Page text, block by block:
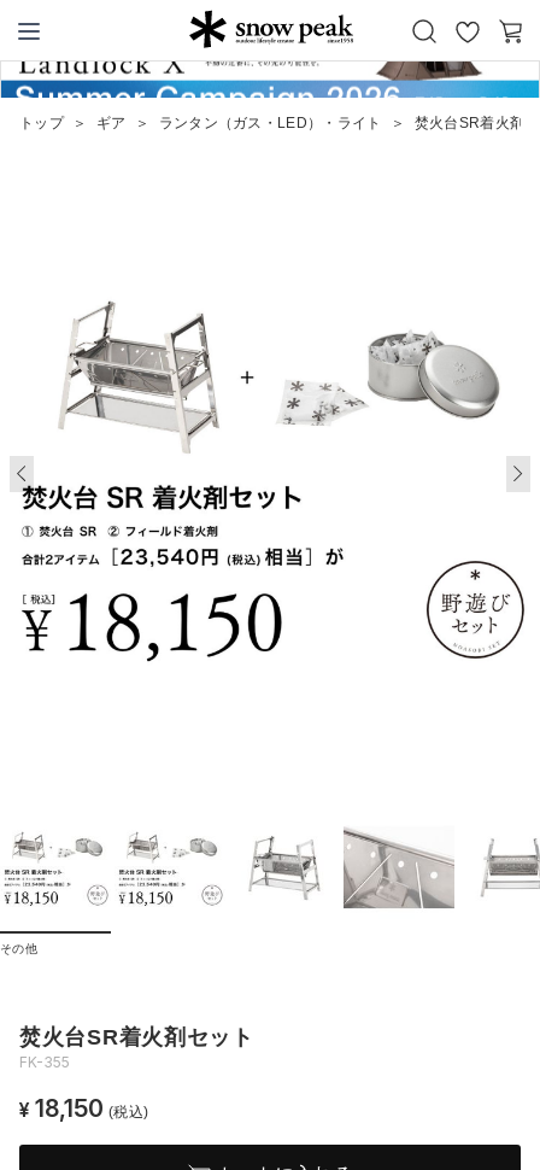
Snow Peak
お
気
カ
ー
ト
トップ ＞ ギア ＞ ランタン（ガス・LED）・ライト ＞ 焚火台SR着火剤
その他
焚火台SR着火剤セット
FK-355
¥ 18,150 (税込)